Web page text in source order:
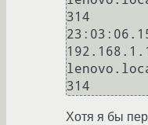
314
314
Хотя я бы